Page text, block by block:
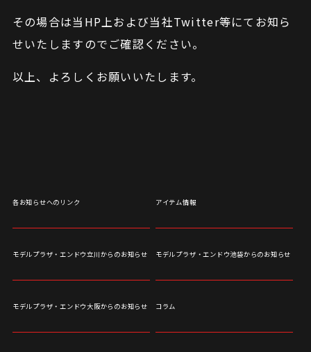
その場合は当HP上および当社Twitter等にてお知ら
せいたしますのでご確認ください。
以上、よろしくお願いいたします。
各お知らせへのリンク アイテム情報
モデルプラザ・エンドウ立川からのお知らせ モデルプラザ・エンドウ池袋からのお知らせ
モデルプラザ・エンドウ大阪からのお知らせ コラム